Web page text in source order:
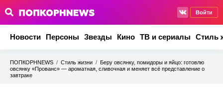
Войти
Новости Персоны Звезды Кино ТВ и сериалы Стиль
ПОПКОРНNEWS / Стиль жизни / Беру овсянку, помидоры и яйцо: готовлю
овсянку «Прованс» — ароматная, сливочная и меняет всё представление о
завтраке